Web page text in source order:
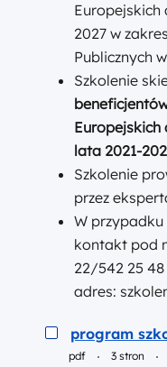
Europejskich
2027 w
Publicznych
Szkolenie
Europejskich
lata 2021-
Szkolenie
przez
W
kontakt pod
22/542 25
adres:
Podgląd
program
pdf 3 stron